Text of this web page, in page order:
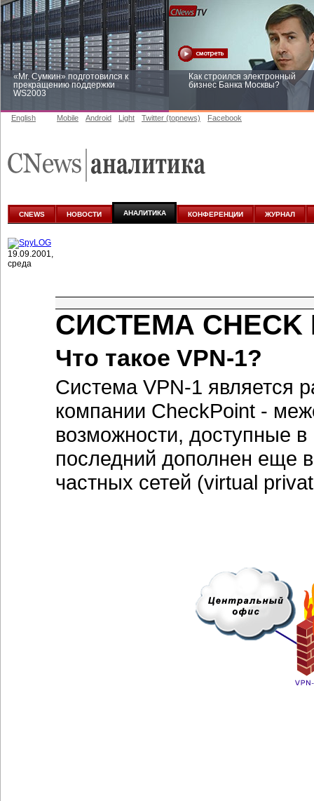
«Mr. Сумкин» подготовился к
прекращению поддержки
WS2003
Как строился электронный
бизнес Банка Москвы?
аналитике
English Mobile Android Light Twitter (topnews) Facebook
CNEWS НОВОСТИ АНАЛИТИКА КОНФЕРЕНЦИИ ЖУРНАЛ
19.09.2001,
среда
СИСТЕМА CHECK
Что такое VPN-1?
Система VPN-1 является
компании CheckPoint -
возможности, доступные
последний дополнен еще
частных сетей (virtual